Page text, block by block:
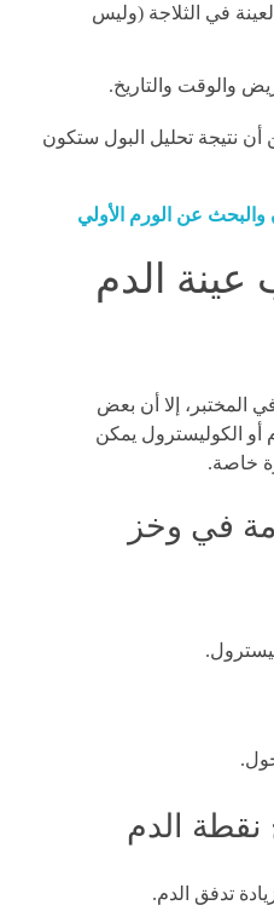
في الثلاجة (وليس
والوقت والتاريخ.
نتيجة تحليل البول ستكون
الدم
المختبر، إلا أن بعض
الكوليسترول يمكن
خاصة.
في وخز
الدم
تدفق الدم.